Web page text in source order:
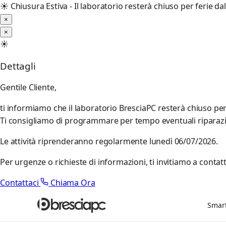
☀️ Chiusura Estiva - Il laboratorio resterà chiuso per ferie
×
×
☀️
Dettagli
Gentile Cliente,
ti informiamo che il laboratorio BresciaPC resterà chiuso
Ti consigliamo di programmare per tempo eventuali
Le attività riprenderanno regolarmente lunedì 06/07/2026.
Per urgenze o richieste di informazioni, ti invitiamo a
Contattaci
Chiama Ora